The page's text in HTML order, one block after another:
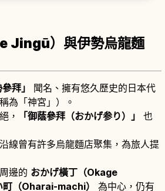
Jingū）與伊勢烏龍麵
拜」
聞名、擁有悠久歷史的日本代
為「神宮」）。
，
「御蔭參拜（おかげ参り）」
也
線曾有許多烏龍麵店聚集，為旅人提
邊的 おかげ橫丁（Okage
（Oharai-machi）
為中心，仍有